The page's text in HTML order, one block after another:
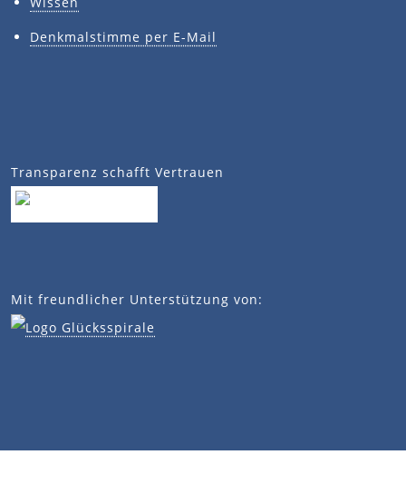
Denkmalstimme per E-Mail
Transparenz schafft Vertrauen
Mit freundlicher Unterstützung von: